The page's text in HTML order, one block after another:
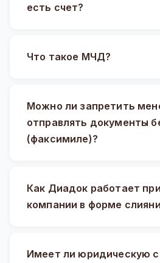
есть счет?
Что такое МЧД?
Можно ли запретить
отправлять документы
(факсимиле)?
Как Диадок работает
компании в форме
Имеет ли юридическую